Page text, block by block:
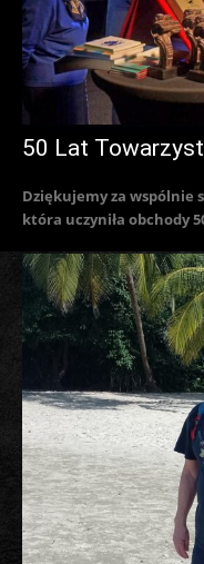
50 Lat
Dziękujemy za wspólnie
która uczyniła obchody